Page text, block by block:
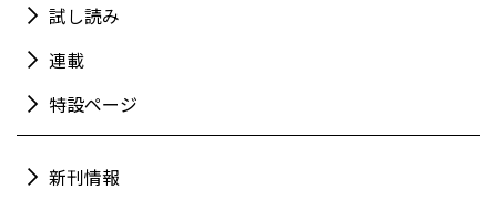
試し読み
連載
特設ページ
新刊情報